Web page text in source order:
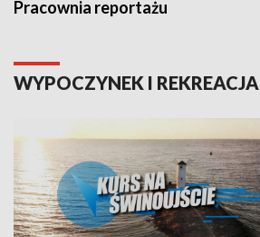
Pracownia reportażu
WYPOCZYNEK I REKREACJA